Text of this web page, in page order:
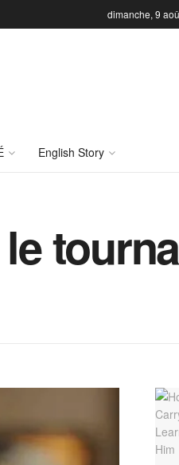
dimanche, 9
English Story